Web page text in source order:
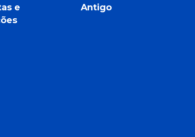
e
Antigo